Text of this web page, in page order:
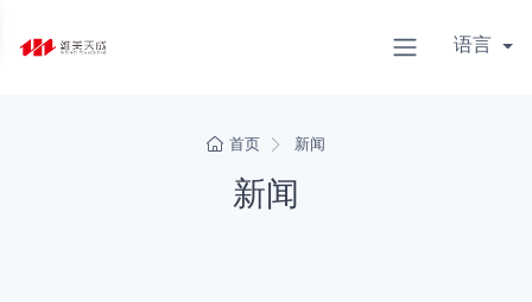
语言
首页 新闻
新闻